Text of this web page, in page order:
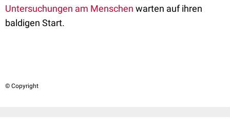
Untersuchungen am Menschen warten auf ihren
baldigen Start.
© Copyright